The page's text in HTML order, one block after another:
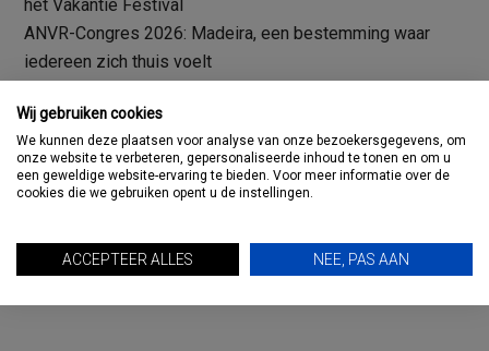
het Vakantie Festival
ANVR-Congres 2026: Madeira, een bestemming waar
iedereen zich thuis voelt
Primaire
Wij gebruiken cookies
We kunnen deze plaatsen voor analyse van onze bezoekersgegevens, om
onze website te verbeteren, gepersonaliseerde inhoud te tonen en om u
een geweldige website-ervaring te bieden. Voor meer informatie over de
cookies die we gebruiken opent u de instellingen.
ACCEPTEER ALLES NEE, PAS AAN